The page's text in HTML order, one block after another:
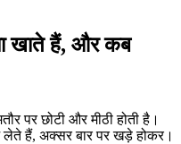
खाते हैं, और कब
पर छोटी और मीठी होती है।
हैं, अक्सर बार पर खड़े होकर।